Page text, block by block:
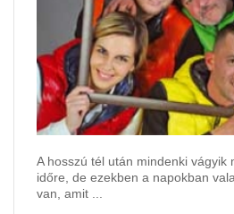
A hosszú tél után mindenki vágyik
időre, de ezekben a napokban
van, amit ...